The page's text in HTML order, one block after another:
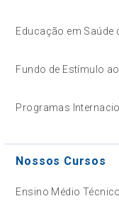
Educação em Saúde
Fundo de Estímulo
Programas
Nossos Cursos
Ensino Médio Técnico